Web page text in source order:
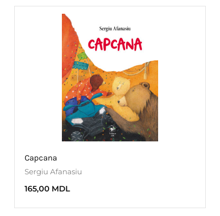
Capcana
Sergiu Afanasiu
165,00 MDL